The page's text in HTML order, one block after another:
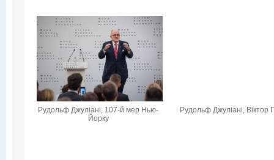
Рудольф Джуліані, 107-й мер Нью-
Йорку
Рудольф Джуліані, Віктор